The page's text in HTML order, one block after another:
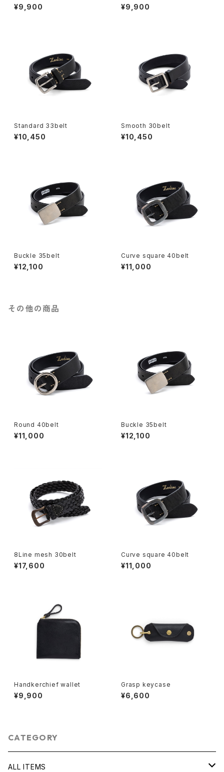
¥9,900 ¥9,900
Standard 33belt
¥10,450
Smooth 30belt
¥10,450
Buckle 35belt
¥12,100
Curve square 40belt
¥11,000
その他の商品
Round 40belt
¥11,000
Buckle 35belt
¥12,100
8Line mesh 30belt
¥17,600
Curve square 40belt
¥11,000
Handkerchief wallet
¥9,900
Grasp keycase
¥6,600
CATEGORY
ALL ITEMS